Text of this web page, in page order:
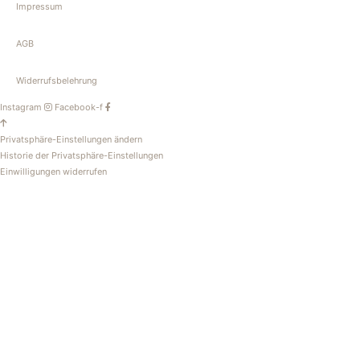
Impressum
AGB
Widerrufsbelehrung
Instagram Facebook-f
Privatsphäre-Einstellungen ändern
Historie der Privatsphäre-Einstellungen
Einwilligungen widerrufen